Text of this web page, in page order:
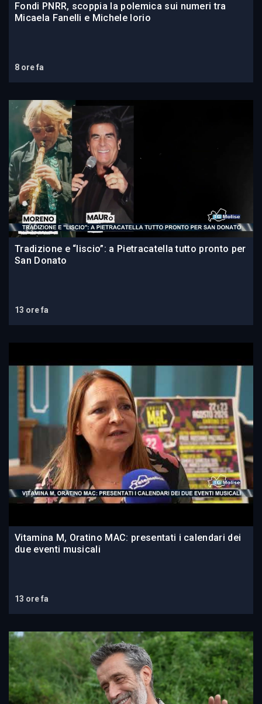
Fondi PNRR, scoppia la polemica sui numeri tra
Micaela Fanelli e Michele Iorio
8 ore fa
Tradizione e “liscio”: a Pietracatella tutto pronto per
San Donato
13 ore fa
Vitamina M, Oratino MAC: presentati i calendari dei
due eventi musicali
13 ore fa